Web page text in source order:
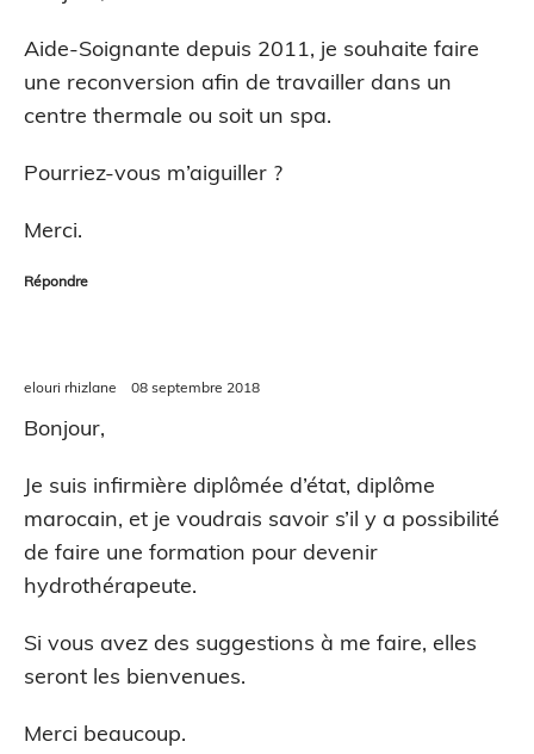
Aide-Soignante depuis 2011, je souhaite faire
une reconversion afin de travailler dans un
centre thermale ou soit un spa.
Pourriez-vous m’aiguiller ?
Merci.
Répondre
elouri rhizlane 08 septembre 2018
Bonjour,
Je suis infirmière diplômée d’état, diplôme
marocain, et je voudrais savoir s’il y a possibilité
de faire une formation pour devenir
hydrothérapeute.
Si vous avez des suggestions à me faire, elles
seront les bienvenues.
Merci beaucoup.